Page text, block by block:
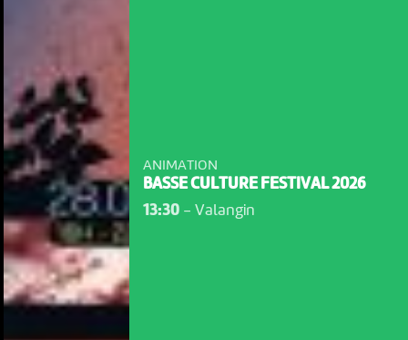
ANIMATION
BASSE CULTURE FESTIVAL 2026
13:30- Valangin